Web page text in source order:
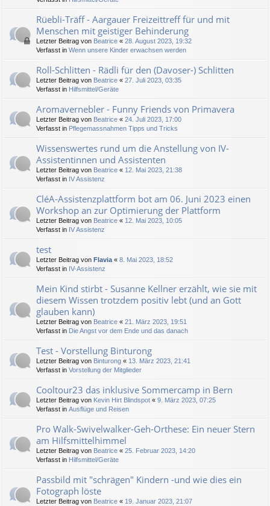
Rüebli-Träff - Aargauer Freizeittreff für und mit
Menschen mit geistiger Behinderung
Letzter Beitrag von Beatrice « 28. August 2023, 19:32
Verfasst in Wenn unsere Kinder erwachsen werden
Roll-Schlitten - Rädli für den (Davoser-) Schlitten
Letzter Beitrag von Beatrice « 27. Juli 2023, 03:35
Verfasst in Hilfsmittel/Geräte
Aromavernebler - Funny Friends von Primavera
Letzter Beitrag von Beatrice « 24. Juli 2023, 17:00
Verfasst in Pflegemassnahmen Tipps und Tricks
Wissenswertes rund um die Anstellung von IV-
Assistentinnen und Assistenten
Letzter Beitrag von Beatrice « 12. Mai 2023, 21:38
Verfasst in IV Assistenz
CléA-Assistenzplattform bot am 06. Juni 2023 einen
Workshop an zur Optimierung der Plattform
Letzter Beitrag von Beatrice « 12. Mai 2023, 10:05
Verfasst in IV Assistenz
test
Letzter Beitrag von Flavia « 8. Mai 2023, 18:52
Verfasst in IV-Assistenz
Mein Kind stirbt - Susanne Kellner erzählt, wie sie mit
diesem Wissen trotzdem positiv lebt (und an Gott
glauben kann)
Letzter Beitrag von Beatrice « 21. März 2023, 19:51
Verfasst in Die Angst vor dem Ende und das danach
Test - Vorstellung Binturong
Letzter Beitrag von Binturong « 13. März 2023, 21:41
Verfasst in Vorstellung der Mitglieder
Cooltour23 das inklusive Sommercamp in Bern
Letzter Beitrag von Kevin Hirt Blindspot « 9. März 2023, 07:25
Verfasst in Ausflüge und Reisen
Pro Walk-Swivelwalker-Geh-Orthese: Ein neuer Stern
am Hilfsmittelhimmel
Letzter Beitrag von Beatrice « 25. Februar 2023, 14:20
Verfasst in Hilfsmittel/Geräte
Passbild mit "schrägen" Kindern -und wie dies ein
Fotograph löste
Letzter Beitrag von Beatrice « 19. Januar 2023, 21:07